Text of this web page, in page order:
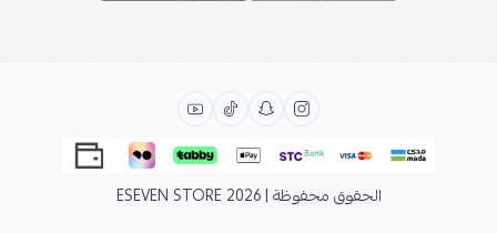
الحقوق محفوظة | 2026 ESEVEN STORE